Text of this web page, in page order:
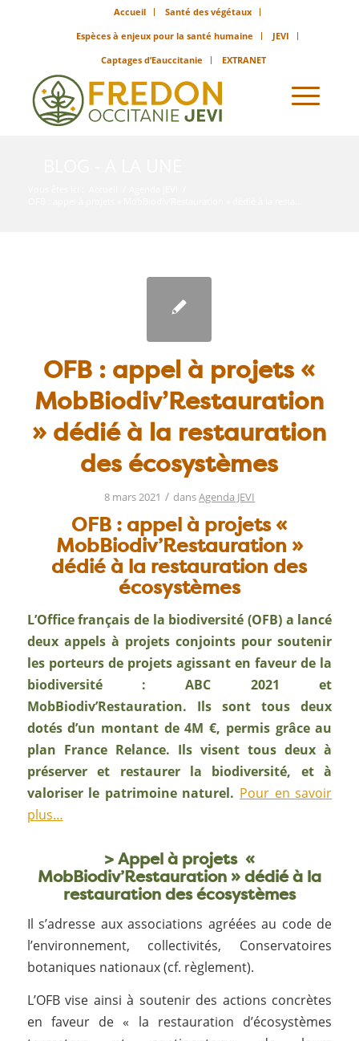
Accueil
Santé des végétaux
Espèces à enjeux pour la santé humaine
JEVI
Captages d’Eauccitanie
EXTRANET
OFB : appel à projets «
MobBiodiv’Restauration
» dédié à la restauration
des écosystèmes
8 mars 2021 / dansAgenda JEVI
OFB : appel à projets «
MobBiodiv’Restauration »
dédié à la restauration des
écosystèmes
L’Office français de la biodiversité (OFB) a lancé
deux appels à projets conjoints pour soutenir
les porteurs de projets agissant en faveur de la
biodiversité : ABC 2021 et
MobBiodiv’Restauration. Ils sont tous deux
dotés d’un montant de 4M €, permis grâce au
plan France Relance. Ils visent tous deux à
préserver et restaurer la biodiversité, et à
valoriser le patrimoine naturel. Pour en savoir
plus…
>Appel à projets «
MobBiodiv’Restauration » dédié à la
restauration des écosystèmes
Il s’adresse aux associations agréées au code de
l’environnement, collectivités, Conservatoires
botaniques nationaux (cf. règlement).
L’OFB vise ainsi à soutenir des actions concrètes
en faveur de « la restauration d’écosystèmes